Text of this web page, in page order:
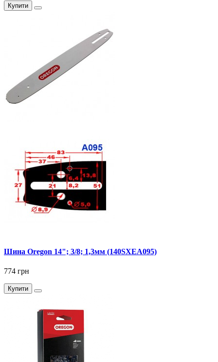
Купити
Шина Oregon 14"; 3/8; 1,3мм (140SXEA095)
774 грн
Купити